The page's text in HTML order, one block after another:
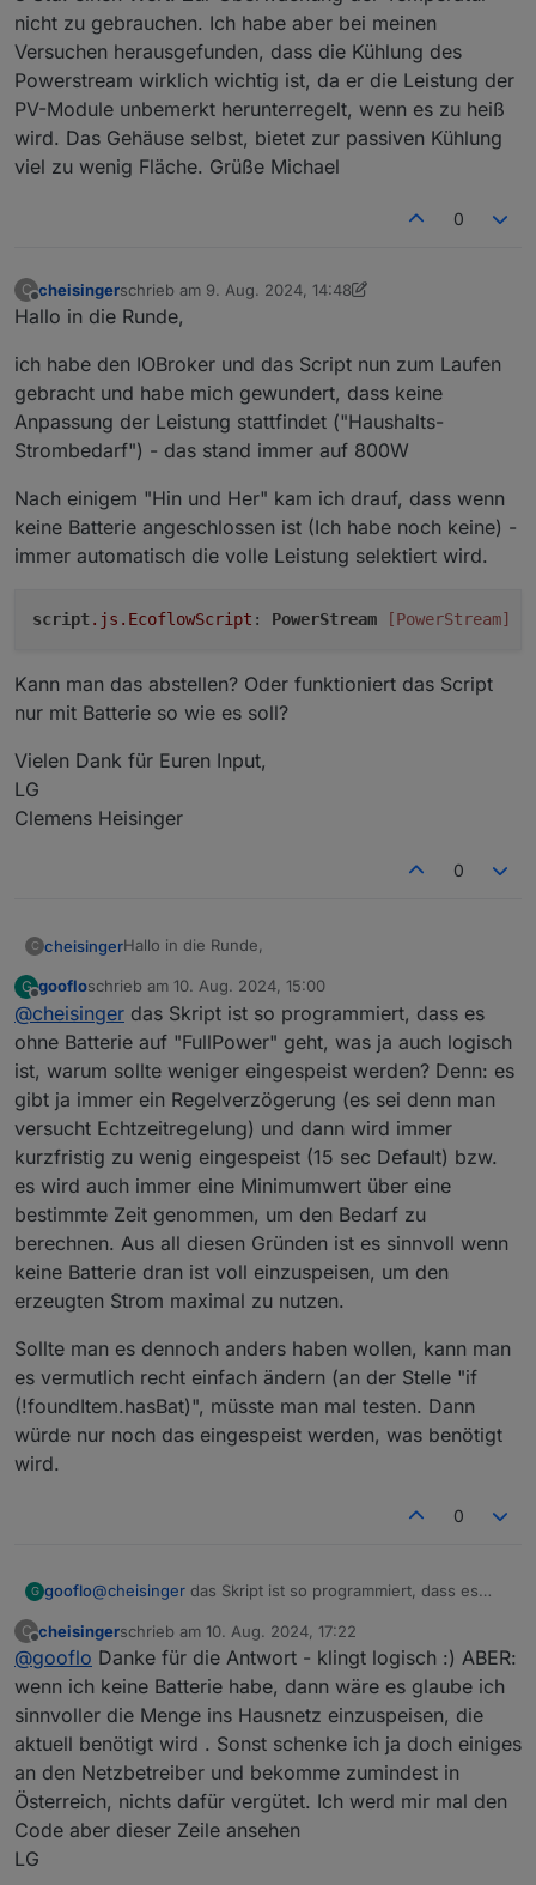
nicht zu gebrauchen. Ich habe aber bei meinen
Versuchen herausgefunden, dass die Kühlung des
Powerstream wirklich wichtig ist, da er die Leistung der
PV-Module unbemerkt herunterregelt, wenn es zu heiß
wird. Das Gehäuse selbst, bietet zur passiven Kühlung
viel zu wenig Fläche. Grüße Michael
0
C
Offline
cheisingerschrieb am 9. Aug. 2024, 14:48
zuletzt editiert von cheisinger8. Sept. 2024, 17:01
Hallo in die Runde,
ich habe den IOBroker und das Script nun zum Laufen
gebracht und habe mich gewundert, dass keine
Anpassung der Leistung stattfindet ("Haushalts-
Strombedarf") - das stand immer auf 800W
Nach einigem "Hin und Her" kam ich drauf, dass wenn
keine Batterie angeschlossen ist (Ich habe noch keine) -
immer automatisch die volle Leistung selektiert wird.
script.js .EcoflowScript : PowerStream [PowerStream]
Kann man das abstellen? Oder funktioniert das Script
nur mit Batterie so wie es soll?
Vielen Dank für Euren Input,
LG
Clemens Heisinger
0
C cheisingerHallo in die Runde,
ich habe den IOBroker und das Script nun zum
Laufen gebracht und habe mich gewundert, dass
keine Anpassung der Leistung stattfindet
("Haushalts-Strombedarf") - das stand immer auf
800W
Nach einigem "Hin und Her" kam ich drauf, dass
wenn keine Batterie angeschlossen ist (Ich habe
noch keine) - immer automatisch die volle Leistung
selektiert wird.
Kann man das abstellen? Oder funktioniert das
Script nur mit Batterie so wie es soll?
Vielen Dank für Euren Input,
LG
Clemens Heisinger
G
Offline
goofloschrieb am 10. Aug. 2024, 15:00
zuletzt editiert von
@cheisinger das Skript ist so programmiert, dass es
ohne Batterie auf "FullPower" geht, was ja auch logisch
ist, warum sollte weniger eingespeist werden? Denn: es
gibt ja immer ein Regelverzögerung (es sei denn man
versucht Echtzeitregelung) und dann wird immer
kurzfristig zu wenig eingespeist (15 sec Default) bzw.
es wird auch immer eine Minimumwert über eine
bestimmte Zeit genommen, um den Bedarf zu
berechnen. Aus all diesen Gründen ist es sinnvoll wenn
keine Batterie dran ist voll einzuspeisen, um den
erzeugten Strom maximal zu nutzen.
Sollte man es dennoch anders haben wollen, kann man
es vermutlich recht einfach ändern (an der Stelle "if
(!foundItem.hasBat)", müsste man mal testen. Dann
würde nur noch das eingespeist werden, was benötigt
wird.
0
G gooflo@cheisinger das Skript ist so programmiert, dass es
ist, warum sollte weniger eingespeist werden? Denn:
es gibt ja immer ein Regelverzögerung (es sei denn
man versucht Echtzeitregelung) und dann wird immer
kurzfristig zu wenig eingespeist (15 sec Default) bzw.
es wird auch immer eine Minimumwert über eine
bestimmte Zeit genommen, um den Bedarf zu
berechnen. Aus all diesen Gründen ist es sinnvoll wenn
keine Batterie dran ist voll einzuspeisen, um den
erzeugten Strom maximal zu nutzen.
Sollte man es dennoch anders haben wollen, kann man
es vermutlich recht einfach ändern (an der Stelle "if
(!foundItem.hasBat)", müsste man mal testen. Dann
würde nur noch das eingespeist werden, was benötigt
wird.
C
Offline
cheisingerschrieb am 10. Aug. 2024, 17:22
zuletzt editiert von
@gooflo Danke für die Antwort - klingt logisch :) ABER:
wenn ich keine Batterie habe, dann wäre es glaube ich
sinnvoller die Menge ins Hausnetz einzuspeisen, die
aktuell benötigt wird . Sonst schenke ich ja doch einiges
an den Netzbetreiber und bekomme zumindest in
Österreich, nichts dafür vergütet. Ich werd mir mal den
Code aber dieser Zeile ansehen
LG